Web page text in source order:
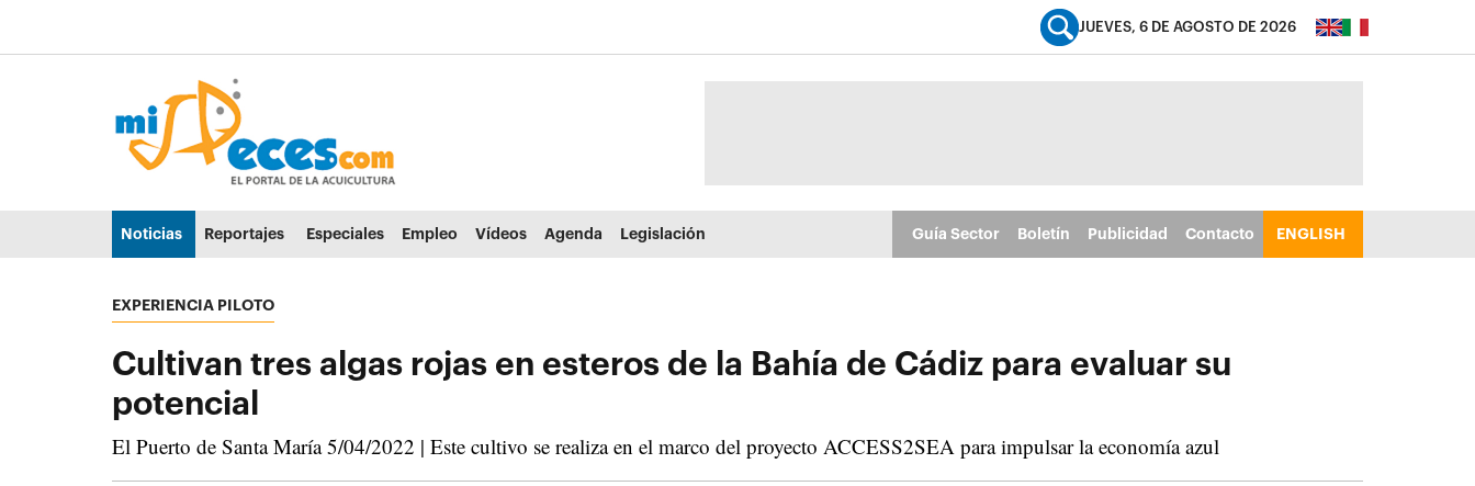
Ir al menú principal (alt + u)
JUEVES, 6 DE AGOSTO DE 2026
Noticias Reportajes Especiales Empleo Vídeos Agenda Legislación Guía Sector Boletín Publicidad Contacto ENGLISH
EXPERIENCIA PILOTO
Cultivan tres algas rojas en esteros de la Bahía de Cádiz para evaluar su
potencial
El Puerto de Santa María 5/04/2022 | Este cultivo se realiza en el marco del proyecto ACCESS2SEA para impulsar la economía azul